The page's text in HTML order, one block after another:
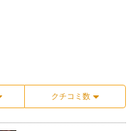
クチコミ数